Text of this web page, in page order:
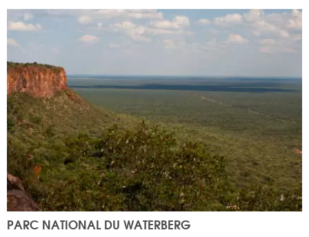
PARC NATIONAL DU WATERBERG